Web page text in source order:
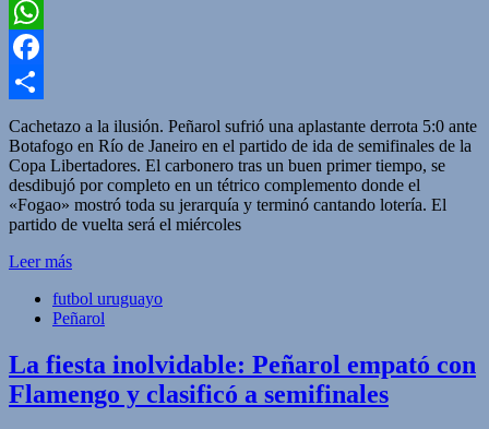
Twitter
WhatsApp
Facebook
Compartir
Cachetazo a la ilusión. Peñarol sufrió una aplastante derrota 5:0 ante
Botafogo en Río de Janeiro en el partido de ida de semifinales de la
Copa Libertadores. El carbonero tras un buen primer tiempo, se
desdibujó por completo en un tétrico complemento donde el
«Fogao» mostró toda su jerarquía y terminó cantando lotería. El
partido de vuelta será el miércoles
Leer más
futbol uruguayo
Peñarol
La fiesta inolvidable: Peñarol empató con
Flamengo y clasificó a semifinales